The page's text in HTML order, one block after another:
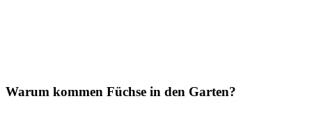
Warum kommen Füchse in den Garten?